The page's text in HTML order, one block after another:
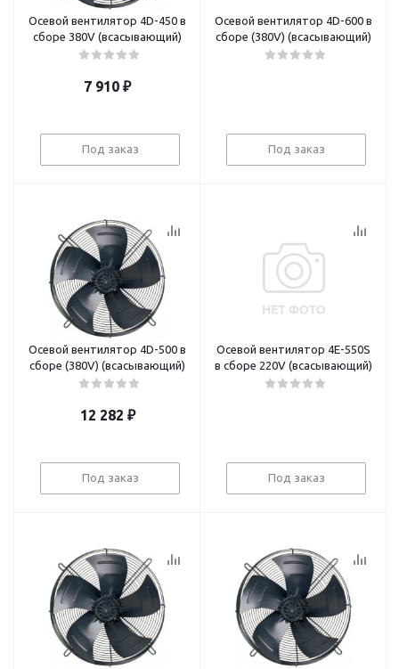
Осевой вентилятор 4D-450 в
сборе 380V (всасывающий)
7 910 ₽
Под заказ
Осевой вентилятор 4D-600 в
сборе (380V) (всасывающий)
Под заказ
Осевой вентилятор 4D-500 в
сборе (380V) (всасывающий)
12 282 ₽
Под заказ
Осевой вентилятор 4E-550S
в сборе 220V (всасывающий)
Под заказ